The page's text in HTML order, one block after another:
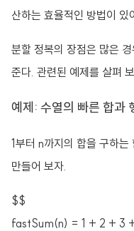
산하는 효율적인 방법이 있
분할 정복의 장점은 많은
준다. 관련된 예제를 살펴
예제: 수열의 빠른 합과
1부터 n까지의 합을 구하
만들어 보자.
$$
fastSum(n) = 1 + 2 + 3